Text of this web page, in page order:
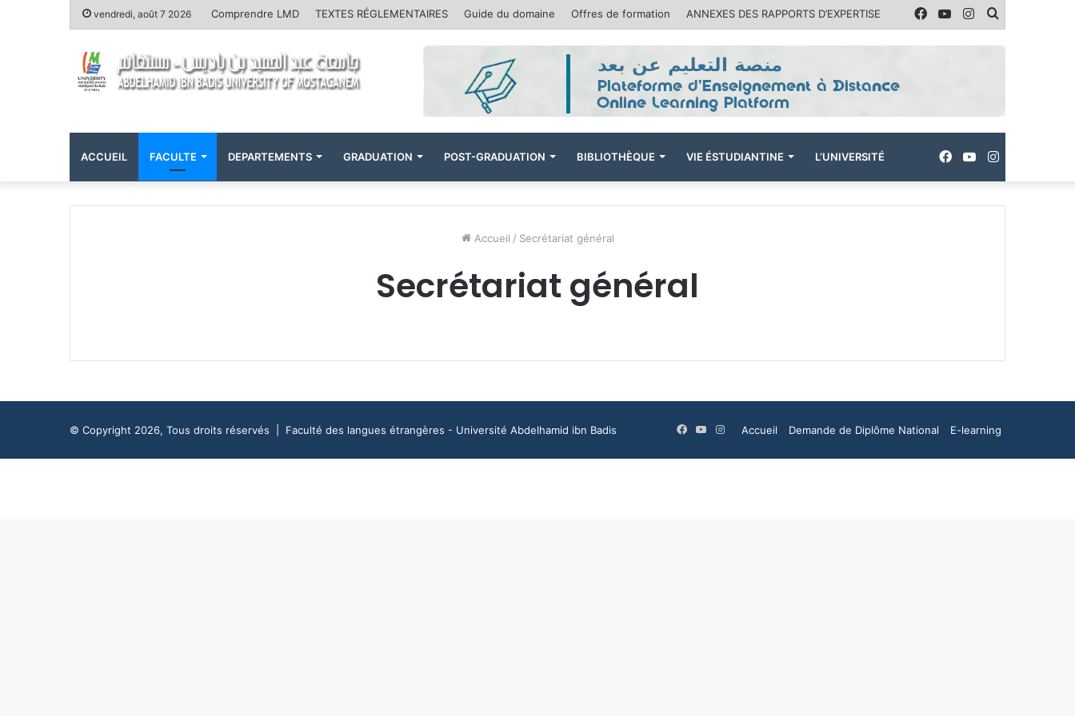
vendredi, août 7 2026 Comprendre LMD TEXTES RÉGLEMENTAIRES Guide du domaine Offres de formation ANNEXES DES RAPPORTS D’EXPERTISE Rechercher
Instagram
YouTube
Facebook
ACCUEIL FACULTE DEPARTEMENTS GRADUATION POST-GRADUATION BIBLIOTHÈQUE VIE ÉSTUDIANTINE L’UNIVERSITÉ Instagram
YouTube
Facebook
Accueil / Secrétariat général
Secrétariat général
© Copyright 2026, Tous droits réservés | Faculté des langues étrangères - Université Abdelhamid ibn Badis Accueil Demande de Diplôme National E-learning
Facebook
YouTube
Instagram